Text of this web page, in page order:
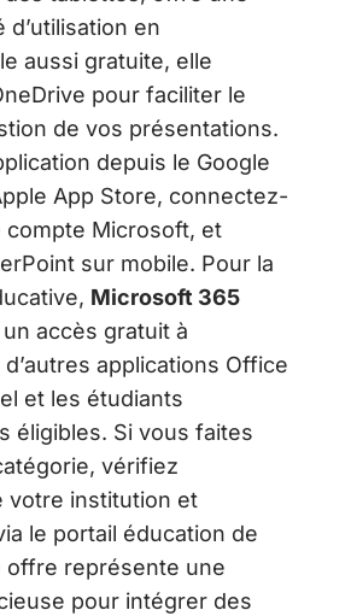
en
aussi gratuite, elle
pour faciliter le
de vos présentations.
depuis le Google
App Store, connectez-
Microsoft, et
sur mobile. Pour la
Microsoft 365
accès gratuit à
applications Office
et les étudiants
éligibles. Si vous faites
vérifiez
votre institution et
le portail éducation de
offre représente une
pour intégrer des